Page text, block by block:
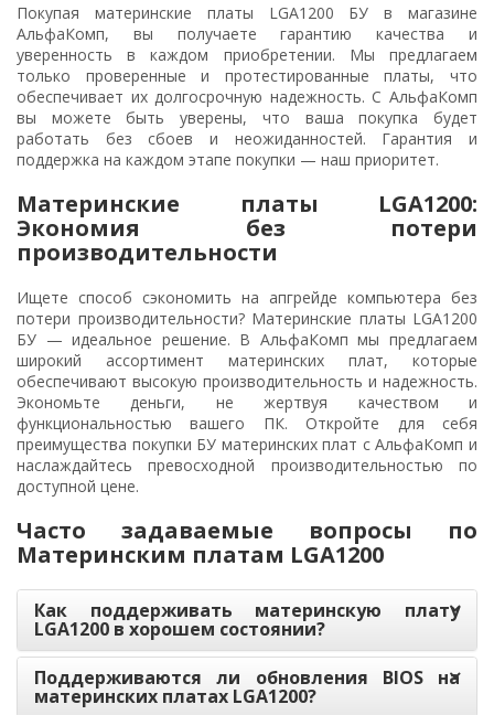
Покупая материнские платы LGA1200 БУ в магазине
АльфаКомп, вы получаете гарантию качества и
уверенность в каждом приобретении. Мы предлагаем
только проверенные и протестированные платы, что
обеспечивает их долгосрочную надежность. С АльфаКомп
вы можете быть уверены, что ваша покупка будет
работать без сбоев и неожиданностей. Гарантия и
поддержка на каждом этапе покупки — наш приоритет.
Материнские платы LGA1200:
Экономия без потери
производительности
Ищете способ сэкономить на апгрейде компьютера без
потери производительности? Материнские платы LGA1200
БУ — идеальное решение. В АльфаКомп мы предлагаем
широкий ассортимент материнских плат, которые
обеспечивают высокую производительность и надежность.
Экономьте деньги, не жертвуя качеством и
функциональностью вашего ПК. Откройте для себя
преимущества покупки БУ материнских плат с АльфаКомп и
наслаждайтесь превосходной производительностью по
доступной цене.
Часто задаваемые вопросы по
Материнским платам LGA1200
Как поддерживать материнскую плату
LGA1200 в хорошем состоянии?
Поддерживаются ли обновления BIOS на
материнских платах LGA1200?